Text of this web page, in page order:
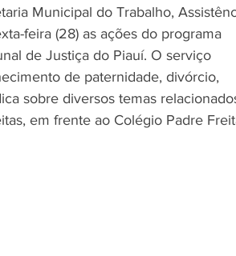
Municipal do Trabalho,
feira (28) as ações do programa
de Justiça do Piauí. O serviço
de paternidade, divórcio,
sobre diversos temas
em frente ao Colégio Padre